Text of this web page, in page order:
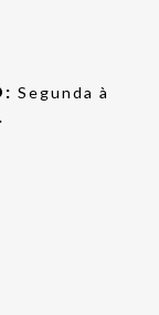
Segunda à